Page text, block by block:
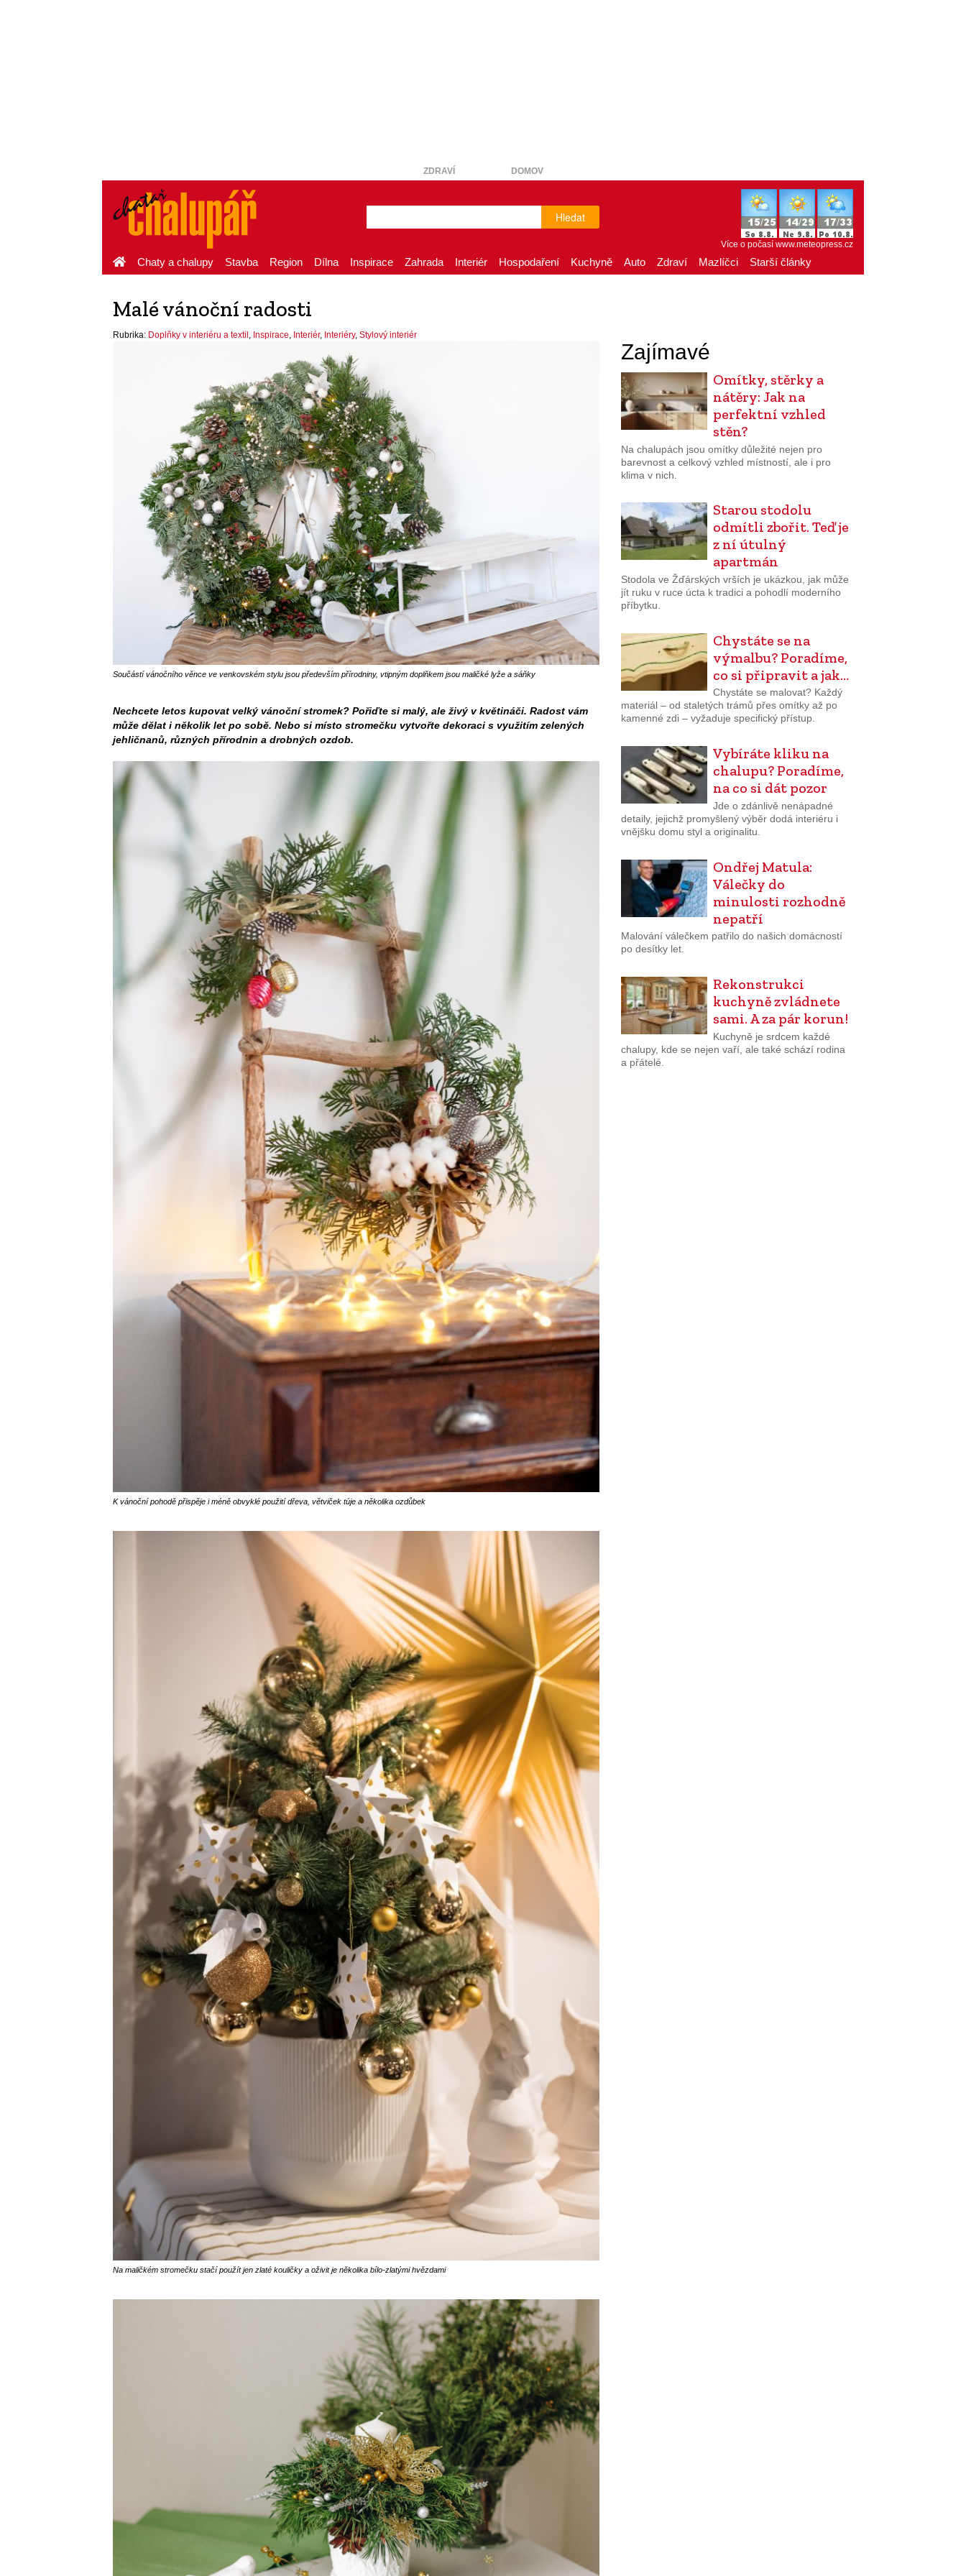
ZDRAVÍ DOMOV
Hledat
Více o počasí www.meteopress.cz
Chaty a chalupy Stavba Region Dílna Inspirace Zahrada Interiér Hospodaření Kuchyně Auto Zdraví Mazlíčci Starší články
Malé vánoční radosti
Rubrika: Doplňky v interiéru a textil Inspirace Interiér, Interiéry, Stylový interiér
Součástí vánočního věnce ve venkovském stylu jsou především přírodniny, vtipným doplňkem jsou maličké lyže a sáňky
Nechcete letos kupovat velký vánoční stromek? Pořiďte si malý, ale živý v květináči. Radost vám
může dělat i několik let po sobě. Nebo si místo stromečku vytvořte dekoraci s využitím zelených
jehličnanů, různých přírodnin a drobných ozdob.
K vánoční pohodě přispěje i méně obvyklé použití dřeva, větviček túje a několika ozdůbek
Na maličkém stromečku stačí použít jen zlaté kouličky a oživit je několika bílo-zlatými hvězdami
Zajímavé
Omítky, stěrky a
nátěry: Jak na
perfektní vzhled
stěn?
Na chalupách jsou omítky důležité nejen pro
barevnost a celkový vzhled místností, ale i pro
klima v nich.
Starou stodolu
odmítli zbořit. Teď je
z ní útulný
apartmán
Stodola ve Žďárských vrších je ukázkou, jak může
jít ruku v ruce úcta k tradici a pohodlí moderního
příbytku.
Chystáte se na
výmalbu? Poradíme,
co si připravit a jak…
Chystáte se malovat? Každý
materiál – od staletých trámů přes omítky až po
kamenné zdi – vyžaduje specifický přístup.
Vybíráte kliku na
chalupu? Poradíme,
na co si dát pozor
Jde o zdánlivě nenápadné
detaily, jejichž promyšlený výběr dodá interiéru i
vnějšku domu styl a originalitu.
Ondřej Matula:
Válečky do
minulosti rozhodně
nepatří
Malování válečkem patřilo do našich domácností
po desítky let.
Rekonstrukci
kuchyně zvládnete
sami. A za pár korun!
Kuchyně je srdcem každé
chalupy, kde se nejen vaří, ale také schází rodina
a přátelé.